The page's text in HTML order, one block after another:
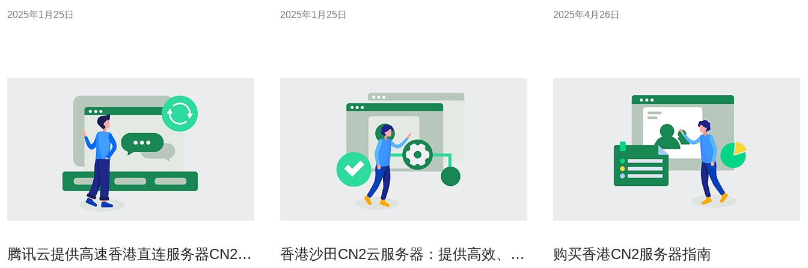
之一。香港CN2服务器采用了CN2 GIA网络，具有更
2025年1月25日
择一台高速稳定的跨国VPS显得尤为重要。而香港CN2美
2025年1月25日
选择一台高防cn2服务器成为了一个必要的步骤。 高防cn2
2025年4月26日
腾讯云提供高速香港直连服务器CN2通
香港沙田CN2云服务器：提供高效、可
购买香港CN2服务器指南